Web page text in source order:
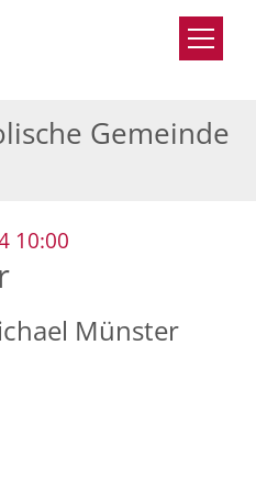
Gemeinde
10:00
Münster